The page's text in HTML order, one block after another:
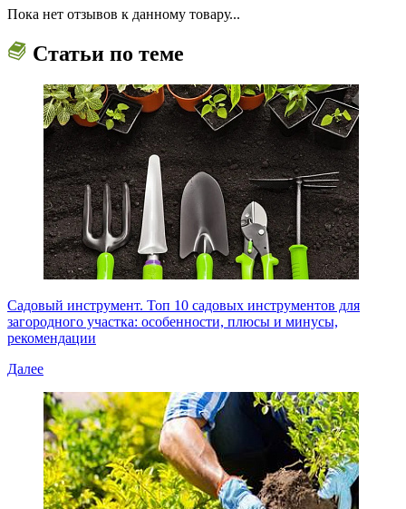
Пока нет отзывов к данному товару...
Статьи по теме
Садовый инструмент. Топ 10 садовых инструментов для
загородного участка: особенности, плюсы и минусы,
рекомендации
Далее